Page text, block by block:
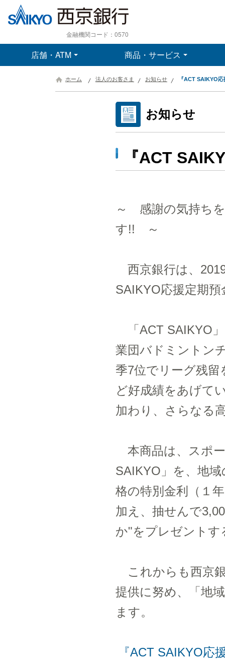
金融機関コード：0570
店舗・ATM 商品・サービス
ホーム 法人のお客さま お知らせ 『ACT SAIKYO
お知らせ
『ACT
～ 感謝の気持ち
す!! ～
西京銀行は、
SAIKYO応援定期
「ACT SAIKYO
業団バドミントン
季7位でリーグ残
ど好成績をあげて
加わり、さらなる
本商品は、スポ
SAIKYO」を、地
格の特別金利（１
加え、抽せんで
か"をプレゼントす
これからも西京
提供に努め、「地
ます。
『ACT SAIKYO応